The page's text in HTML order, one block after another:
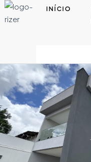
INÍCIO